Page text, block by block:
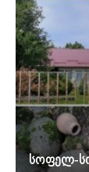
სოფელ-